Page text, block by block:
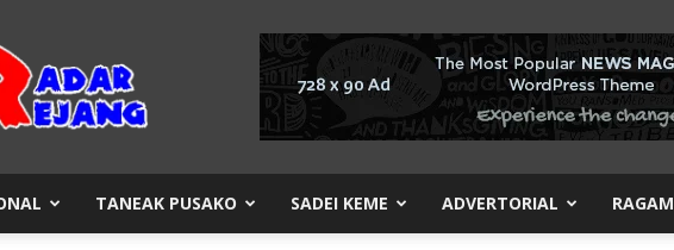
Rejang
TANEAK PUSAKO SADEI KEME ADVERTORIAL RAGAM